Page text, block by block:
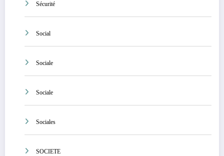
Sécurité
Social
Sociale
Sociale
Sociales
SOCIETE